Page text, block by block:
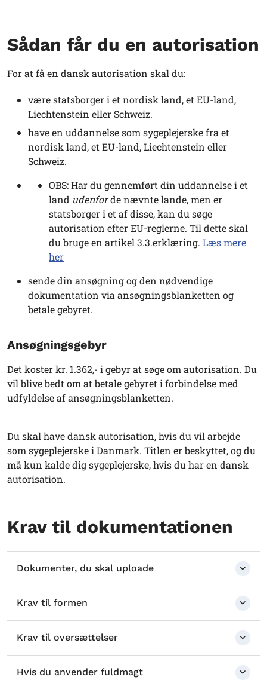
Sådan får du en autorisation
For at få en dansk autorisation skal du:
være statsborger i et nordisk land, et EU-land,
Liechtenstein eller Schweiz.
have en uddannelse som sygeplejerske fra et
nordisk land, et EU-land, Liechtenstein eller
Schweiz.
OBS: Har du gennemført din uddannelse i et
land udenforde nævnte lande, men er
statsborger i et af disse, kan du søge
autorisation efter EU-reglerne. Til dette skal
du bruge en artikel 3.3.erklæring. Læs mere
her
sende din ansøgning og den nødvendige
dokumentation via ansøgningsblanketten og
betale gebyret.
Ansøgningsgebyr
Det koster kr. 1.362,- i gebyr at søge om autorisation. Du
vil blive bedt om at betale gebyret i forbindelse med
udfyldelse af ansøgningsblanketten.
Du skal have dansk autorisation, hvis du vil arbejde
som sygeplejerske i Danmark. Titlen er beskyttet, og du
må kun kalde dig sygeplejerske, hvis du har en dansk
autorisation.
Krav til dokumentationen
Dokumenter, du skal uploade
Krav til formen
Krav til oversættelser
Hvis du anvender fuldmagt